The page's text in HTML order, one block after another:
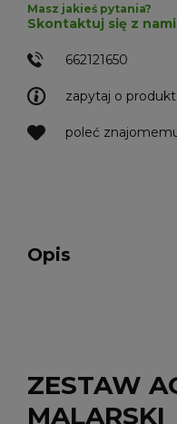
zapytaj o produkt
poleć
Masz jakieś pytania?
Skontaktuj się z nami
662121650
Opis
ZESTAW
MALARSKI